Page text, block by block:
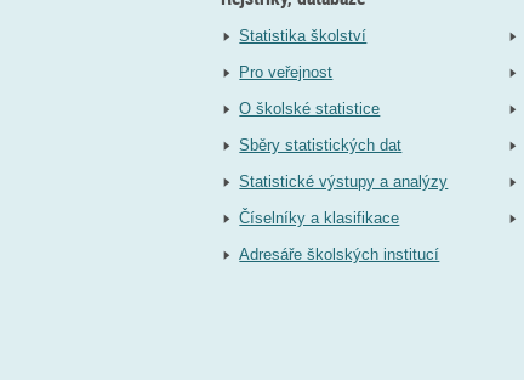
Statistika školství
Pro veřejnost
O školské statistice
Sběry statistických dat
Statistické výstupy a analýzy
Číselníky a klasifikace
Adresáře školských institucí